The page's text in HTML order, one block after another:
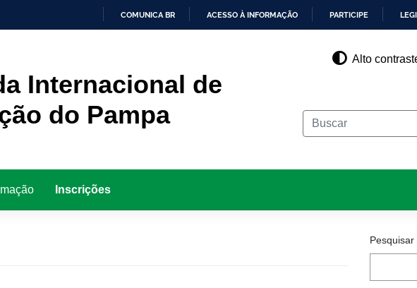
COMUNICA BR ACESSO À INFORMAÇÃO PARTICIPE
Internacional de
do Pampa
Alto
Inscrições
Pesquisar